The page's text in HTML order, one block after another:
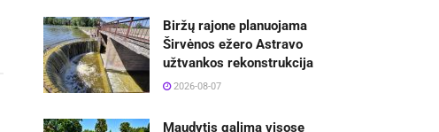
Biržų rajone planuojama
Širvėnos ežero Astravo
užtvankos rekonstrukcija
2026-08-07
Maudytis galima visose